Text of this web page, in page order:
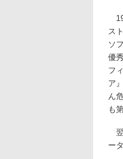
ス
ソ
優
フ
ア
ん
も
翌
ー